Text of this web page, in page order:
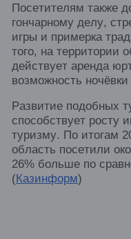
Посетителям также
гончарному делу,
игры и примерка
того, на территории
действует аренда
возможность
Развитие подобных
способствует росту
туризму. По итогам
область посетили
26% больше по
(Казинформ⁠)